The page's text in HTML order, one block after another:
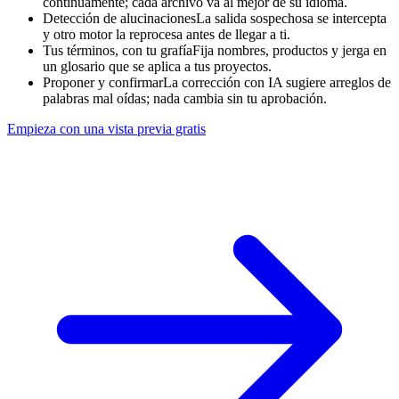
Detección de alucinacionesLa salida sospechosa se intercepta
y otro motor la reprocesa antes de llegar a ti.
Tus términos, con tu grafíaFija nombres, productos y jerga en
un glosario que se aplica a tus proyectos.
Proponer y confirmarLa corrección con IA sugiere arreglos de
palabras mal oídas; nada cambia sin tu aprobación.
Empieza con una vista previa gratis